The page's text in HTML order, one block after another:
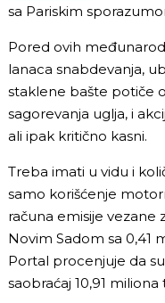
sa Pariskim
Pored ovih
lanaca snabdevanja,
staklene bašte potiče
sagorevanja uglja, i
ali ipak kritično kasni.
Treba imati u vidu i
samo korišćenje
računa emisije vezane
Novim Sadom sa 0,41
Portal procenjuje da
saobraćaj 10,91 miliona